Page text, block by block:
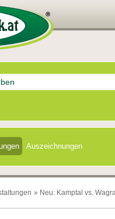
Auszeichnungen
» Neu: Kamptal vs.